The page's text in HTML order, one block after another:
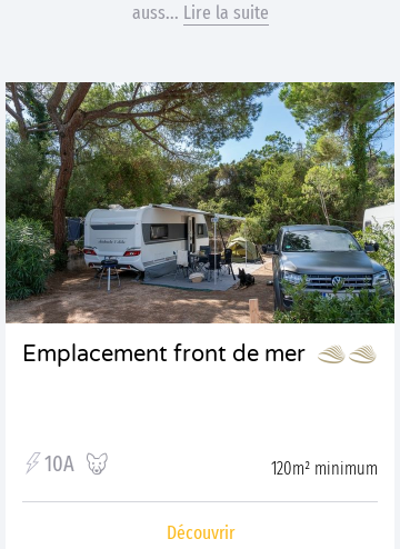
auss... Lire la suite
Emplacement front de mer
10A 120m² minimum
Découvrir